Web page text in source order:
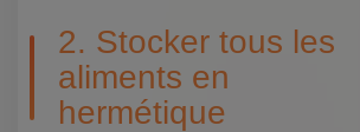
2. Stocker tous les
aliments en
hermétique